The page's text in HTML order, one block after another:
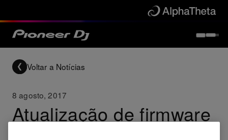
Voltar a Notícias
8 agosto, 2017
Atualização de firmware